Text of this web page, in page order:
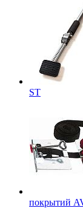
ST
покрытий